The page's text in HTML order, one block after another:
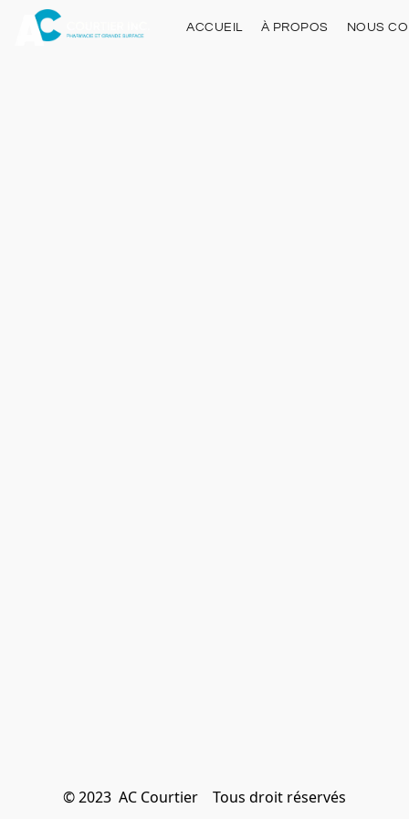
ACCUEIL À PROPOS NOUS
© 2023  AC Courtier    Tous droit réservés